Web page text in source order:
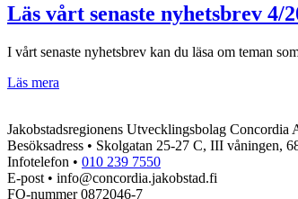
Läs vårt senaste nyhetsbrev 4/
I vårt senaste nyhetsbrev kan du läsa om teman
Läs mera
nyhetsbrev
4/2025
Jakobstadsregionens Utvecklingsbolag Concordia
Besöksadress • Skolgatan 25-27 C, III våningen,
Infotelefon • 010 239 7550
E-post • info@concordia.jakobstad.fi
FO-nummer 0872046-7